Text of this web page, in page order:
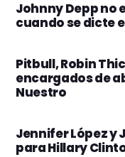
Johnny Depp no
cuando se dicte
Pitbull, Robin
encargados de
Nuestro
Jennifer López y
para Hillary